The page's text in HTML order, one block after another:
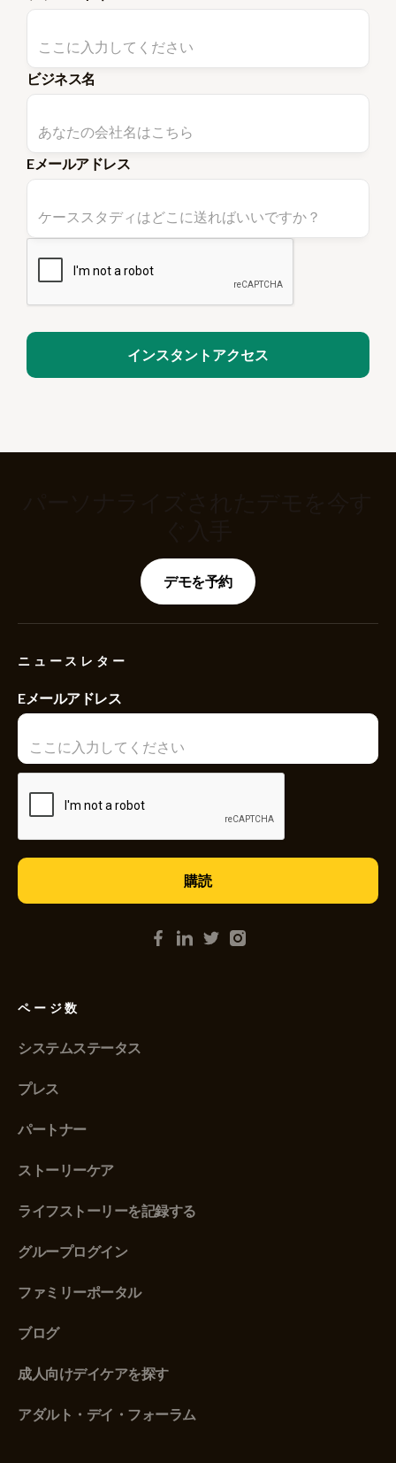
ビジネス名
Eメールアドレス
デモを予約
ニュースレター
Eメールアドレス
ページ数
システムステータス
プレス
パートナー
ストーリーケア
ライフストーリーを記録する
グループログイン
ファミリーポータル
ブログ
成人向けデイケアを探す
アダルト・デイ・フォーラム